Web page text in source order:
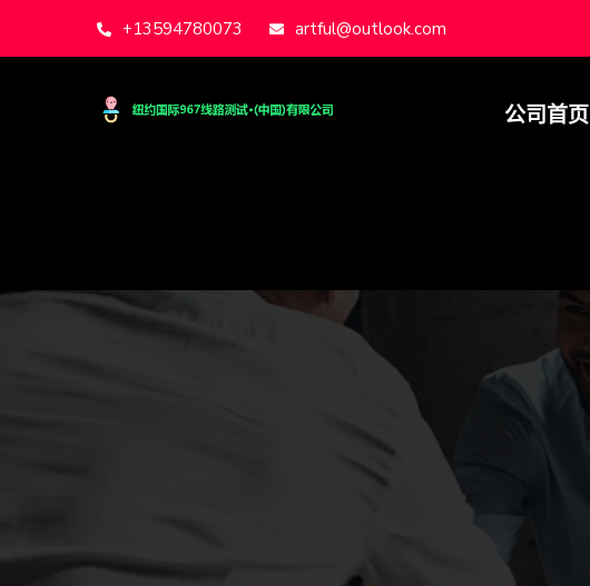
+13594780073 artful@outlook.com
公司首页